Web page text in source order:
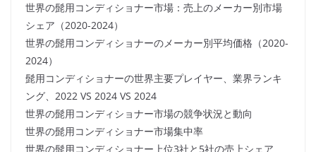
世界の髭用コンディショナー市場：売上のメーカー別市場
シェア（2020-2024）
世界の髭用コンディショナーのメーカー別平均価格（2020-
2024）
髭用コンディショナーの世界主要プレイヤー、業界ランキ
ング、2022 VS 2024 VS 2024
世界の髭用コンディショナー市場の競争状況と動向
世界の髭用コンディショナー市場集中率
世界の髭用コンディショナー上位3社と5社の売上シェア